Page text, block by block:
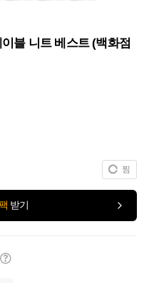
블 니트 베스트 (백화점
찜
받기